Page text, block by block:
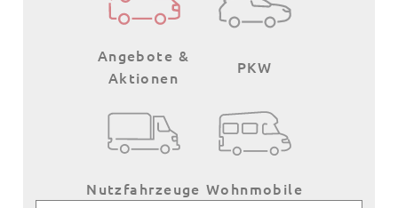
Angebote &
Aktionen
PKW
Nutzfahrzeuge Wohnmobile